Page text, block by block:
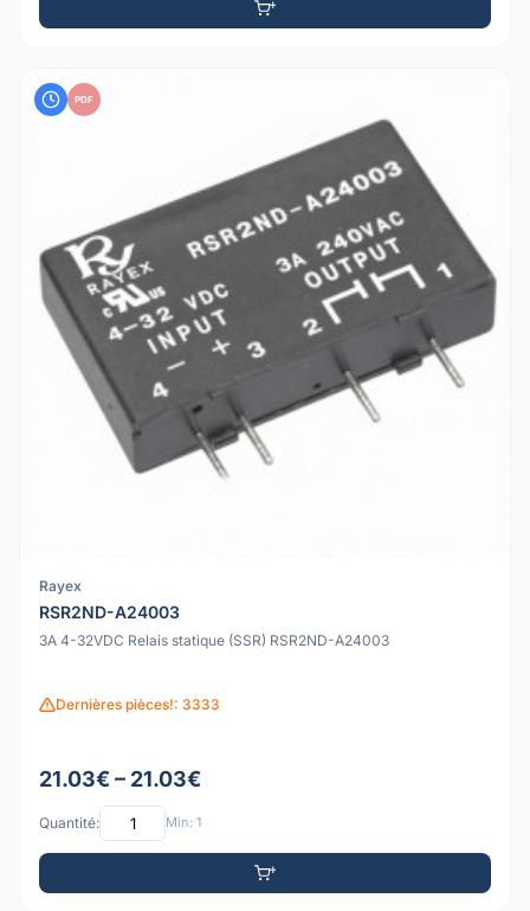
PDF
Rayex
RSR2ND-A24003
3A 4-32VDC Relais statique (SSR) RSR2ND-A24003
Dernières pièces!: 3333
21.03€ – 21.03€
Quantité: Min: 1